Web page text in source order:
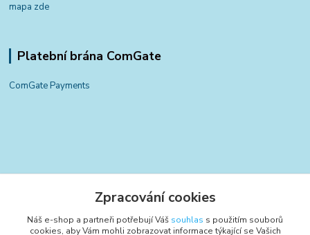
mapa zde
Platební brána ComGate
ComGate Payments
+420 797 834 700
(Po-Pá, 8-15:30 hod.)
Zpracování cookies
Náš e-shop a partneři potřebují Váš souhlas s použitím souborů
cookies, aby Vám mohli zobrazovat informace týkající se Vašich